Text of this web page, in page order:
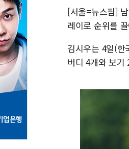
[서울=뉴스핌]
레이로 순위를
김시우는 4일(한
버디 4개와 보기